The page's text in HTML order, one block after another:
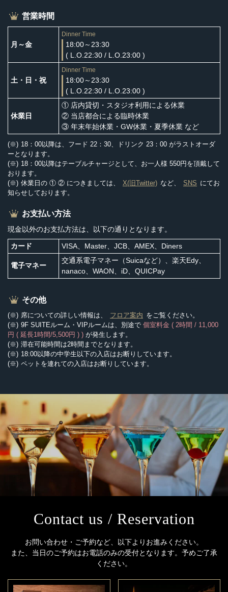
営業時間
月～金
Dinner Time
18:00～23:30
( L.O.22:30 / L.O.23:00 )
土・日・祝
Dinner Time
18:00～23:30
( L.O.22:30 / L.O.23:00 )
休業日
① 店内貸切・スタジオ利用による休業
② 当店都合による臨時休業
③ 年末年始休業・GW休業・夏季休業 など
18：00以降は、フード 22：30、ドリンク 23：00 がラストオーダ
ーとなります。
18：00以降はテーブルチャージとして、お一人様 550円を頂戴して
おります。
休業日の ① ② につきましては、
X(旧Twitter) など、 SNS にてお
知らせしております。
お支払い方法
現金以外のお支払方法は、以下の通りとなります。
カード VISA、Master、JCB、AMEX、Diners
電子マネー
交通系電子マネー（Suicaなど）、楽天Edy、
nanaco、WAON、iD、QUICPay
その他
席についての詳しい情報は、 フロア案内 をご覧ください。
9F SUITEルーム・VIPルームは、別途で 個室料金 ( 2時間 / 11,000
円 ( 延長1時間/5,500円 ) ) が発生します。
滞在可能時間は2時間までとなります。
18:00以降の中学生以下の入店はお断りしています。
ペットを連れての入店はお断りしています。
Contact us / Reservation
お問い合わせ・ご予約など、以下よりお進みください。
また、当日のご予約はお電話のみの受付となります。予めご了承
ください。